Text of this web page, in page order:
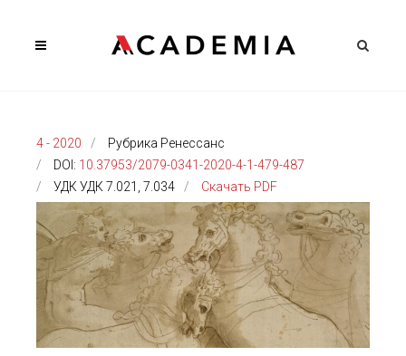
4 - 2020
Рубрика Ренессанс
DOI: 10.37953/2079-0341-2020-4-1-479-487
УДК УДК 7.021, 7.034
Скачать PDF